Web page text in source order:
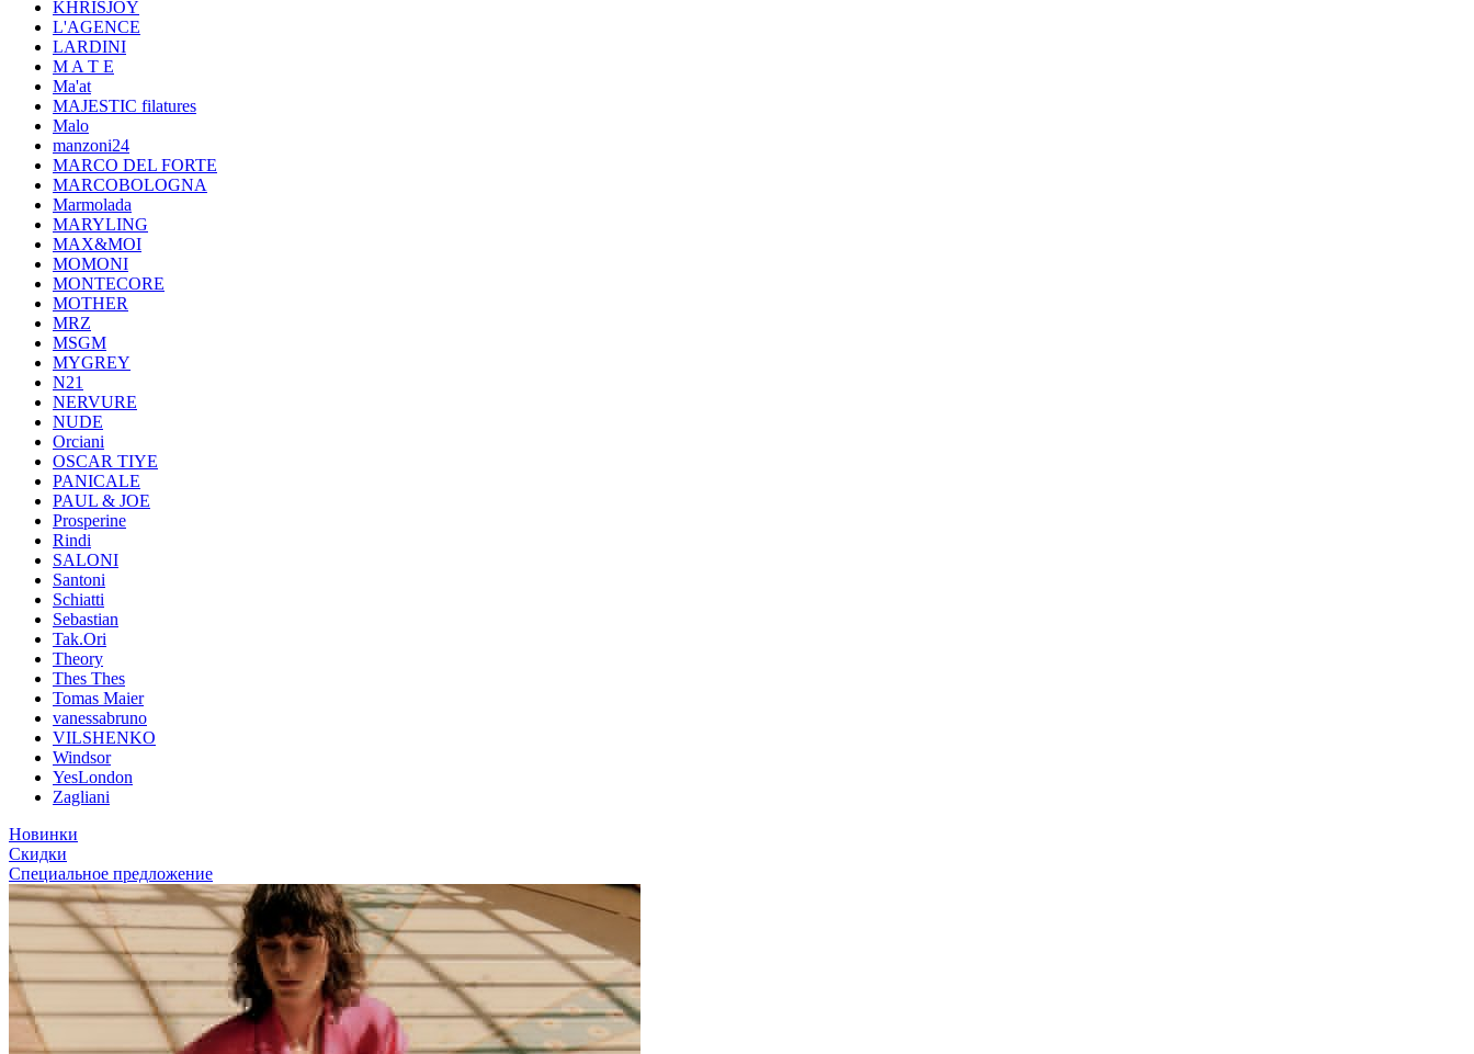
KHRISJOY
L'AGENCE
LARDINI
M A T E
Ma'at
MAJESTIC filatures
Malo
manzoni24
MARCO DEL FORTE
MARCOBOLOGNA
Marmolada
MARYLING
MAX&MOI
MOMONI
MONTECORE
MOTHER
MRZ
MSGM
MYGREY
N21
NERVURE
NUDE
Orciani
OSCAR TIYE
PANICALE
PAUL & JOE
Prosperine
Rindi
SALONI
Santoni
Schiatti
Sebastian
Tak.Ori
Theory
Thes Thes
Tomas Maier
vanessabruno
VILSHENKO
Windsor
YesLondon
Zagliani
Новинки
Скидки
Специальное предложение